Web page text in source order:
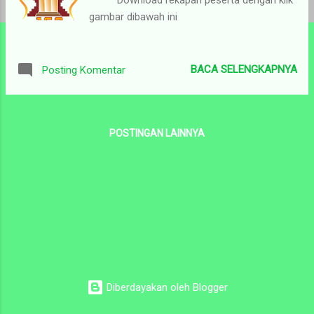
gambar dibawah ini
Posting Komentar BACA SELENGKAPNYA
POSTINGAN LAINNYA
Diberdayakan oleh Blogger